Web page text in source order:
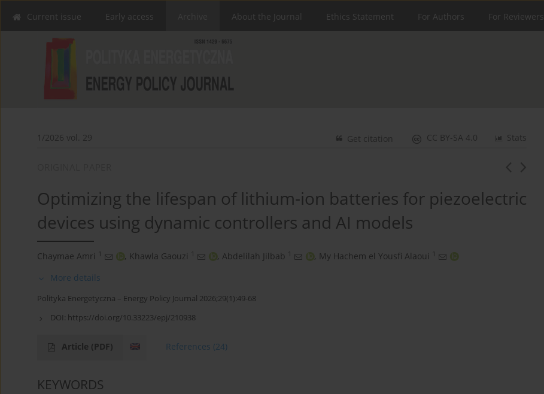
Current issue Early access About the Journal Ethics Statement For Authors For Reviewers
1/2026 vol. 29 Stats
CC BY-SA 4.0
Get citation
Optimizing the lifespan of lithium-ion batteries for piezoelectric
devices using dynamic controllers and AI models
Chaymae Amri 1 , Khawla Gaouzi 1 , Abdelilah Jilbab 1 , My Hachem el Yousfi Alaoui 1
More details
Polityka Energetyczna – Energy Policy Journal 2026;29(1):49-68
DOI: https://doi.org/10.33223/epj/210938
Article (PDF) References (24)
KEYWORDS